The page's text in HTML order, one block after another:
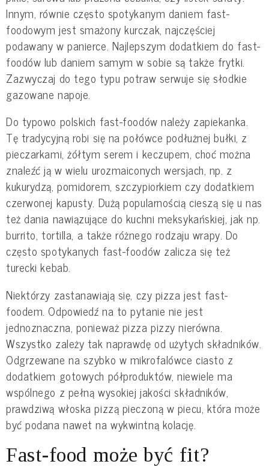
Innym, równie często spotykanym daniem fast-
foodowym jest smażony kurczak, najczęściej
podawany w panierce. Najlepszym dodatkiem do fast-
foodów lub daniem samym w sobie są także frytki.
Zazwyczaj do tego typu potraw serwuje się słodkie
gazowane napoje.
Do typowo polskich fast-foodów należy zapiekanka.
Tę tradycyjną robi się na połówce podłużnej bułki, z
pieczarkami, żółtym serem i keczupem, choć można
znaleźć ją w wielu urozmaiconych wersjach, np. z
kukurydzą, pomidorem, szczypiorkiem czy dodatkiem
czerwonej kapusty. Dużą popularnością cieszą się u nas
też dania nawiązujące do kuchni meksykańskiej, jak np.
burrito, tortilla, a także różnego rodzaju wrapy. Do
często spotykanych fast-foodów zalicza się też
turecki kebab.
Niektórzy zastanawiają się, czy pizza jest fast-
foodem. Odpowiedź na to pytanie nie jest
jednoznaczna, ponieważ pizza pizzy nierówna.
Wszystko zależy tak naprawdę od użytych składników.
Odgrzewane na szybko w mikrofalówce ciasto z
dodatkiem gotowych półproduktów, niewiele ma
wspólnego z pełną wysokiej jakości składników,
prawdziwą włoska pizzą pieczoną w piecu, która może
być podana nawet na wykwintną kolację.
Fast-food może być fit?